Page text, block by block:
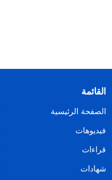
القائمة
الصفحة الرئيسية
فيديوهات
قراءات
شهادات